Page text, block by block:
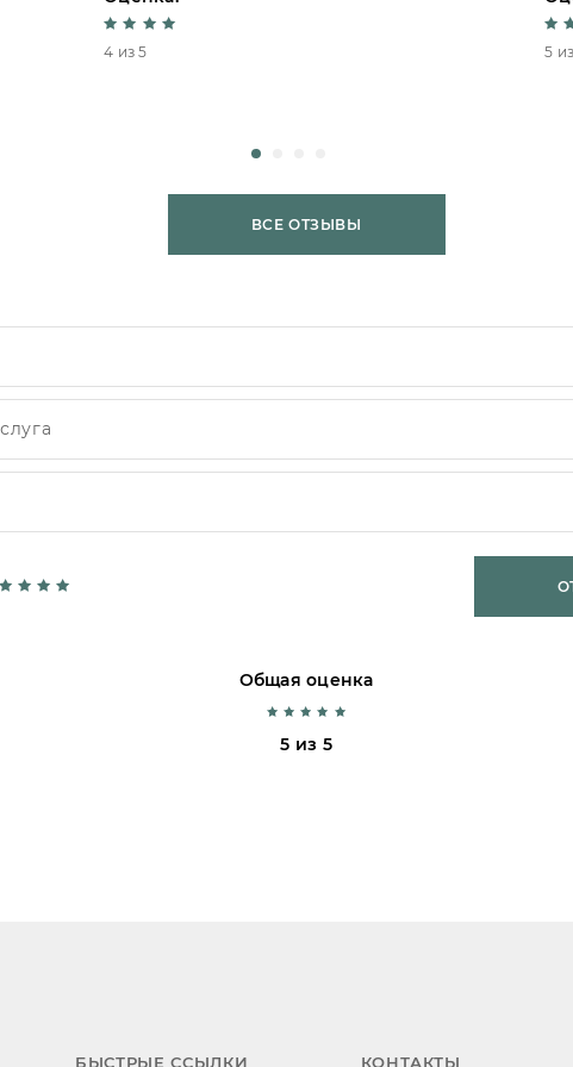
4 из 5 5
ВСЕ ОТЗЫВЫ
Общая оценка
5 из 5
БЫСТРЫЕ ССЫЛКИ КОНТАКТЫ